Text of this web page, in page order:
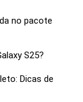
no pacote
S25?
Dicas de